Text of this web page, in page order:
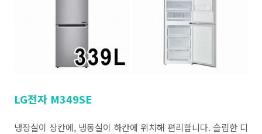
LG전자 M349SE
냉장실이 상칸에, 냉동실이 하칸에 위치해 편리합니다. 슬림한 디